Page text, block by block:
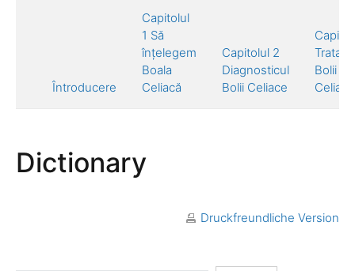
Întroducere
Capitolul
1 Să
înțelegem
Boala
Celiacă
Capitolul 2
Diagnosticul
Bolii Celiace
Bolii
Celiace
Dictionary
Druckfreundliche Version